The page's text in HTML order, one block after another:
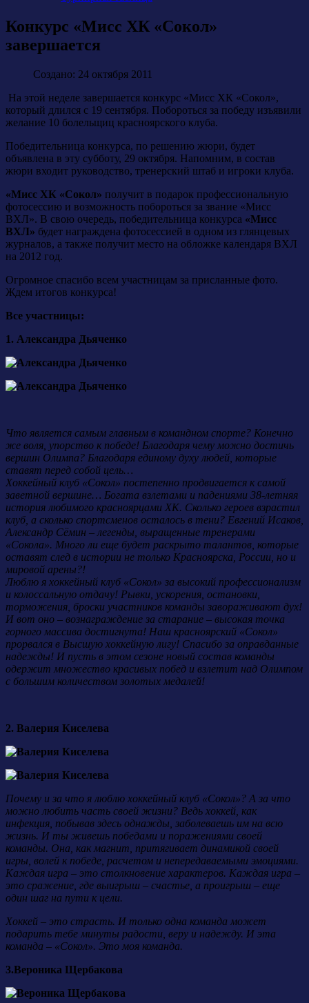
Конкурс «Мисс ХК «Сокол»
завершается
Создано: 24 октября 2011
На этой неделе завершается конкурс «Мисс ХК «Сокол»,
который длился с 19 сентября. Побороться за победу изъявили
желание 10 болельщиц красноярского клуба.
Победительница конкурса, по решению жюри, будет
объявлена в эту субботу, 29 октября. Напомним, в состав
жюри входит руководство, тренерский штаб и игроки клуба.
«Мисс ХК «Сокол» получит в подарок профессиональную
фотосессию и возможность побороться за звание «Мисс
ВХЛ». В свою очередь, победительница конкурса «Мисс
ВХЛ» будет награждена фотосессией в одном из глянцевых
журналов, а также получит место на обложке календаря ВХЛ
на 2012 год.
Огромное спасибо всем участницам за присланные фото.
Ждем итогов конкурса!
Все участницы:
1. Александра Дьяченко
Что является самым главным в командном спорте? Конечно
же воля, упорство к победе! Благодаря чему можно достичь
вершин Олимпа? Благодаря единому духу людей, которые
ставят перед собой цель…
Хоккейный клуб «Сокол» постепенно продвигается к самой
заветной вершине… Богата взлетами и падениями 38-летняя
история любимого красноярцами ХК. Сколько героев взрастил
клуб, а сколько спортсменов осталось в тени? Евгений Исаков,
Александр Сёмин – легенды, выращенные тренерами
«Сокола». Много ли еще будет раскрыто талантов, которые
оставят след в истории не только Красноярска, России, но и
мировой арены?!
Люблю я хоккейный клуб «Сокол» за высокий профессионализм
и колоссальную отдачу! Рывки, ускорения, остановки,
торможения, броски участников команды завораживают дух!
И вот оно – вознаграждение за старание – высокая точка
горного массива достигнута! Наш красноярский «Сокол»
прорвался в Высшую хоккейную лигу! Спасибо за оправданные
надежды! И пусть в этом сезоне новый состав команды
одержит множество красивых побед и взлетит над Олимпом
с большим количеством золотых медалей!
2. Валерия Киселева
Почему и за что я люблю хоккейный клуб «Сокол»? А за что
можно любить часть своей жизни? Ведь хоккей, как
инфекция, побывав здесь однажды, заболеваешь им на всю
жизнь. И ты живешь победами и поражениями своей
команды. Она, как магнит, притягивает динамикой своей
игры, волей к победе, расчетом и непередаваемыми эмоциями.
Каждая игра – это столкновение характеров. Каждая игра –
это сражение, где выигрыш – счастье, а проигрыш – еще
один шаг на пути к цели.
Хоккей – это страсть. И только одна команда может
подарить тебе минуты радости, веру и надежду. И эта
команда – «Сокол». Это моя команда.
3.Вероника Щербакова